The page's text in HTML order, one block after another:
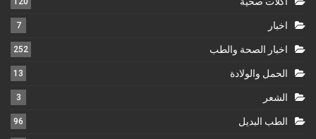
اخبار 7
اخبار الصحة والطب 252
الحمل والولادة 13
الشعر 3
الطب البديل 96